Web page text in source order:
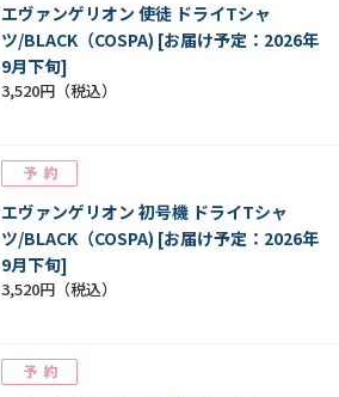
エヴァンゲリオン 使徒 ドライTシャ
ツ/BLACK（COSPA) [お届け予定：2026年
9月下旬]
3,520円
エヴァンゲリオン 初号機 ドライTシャ
ツ/BLACK（COSPA) [お届け予定：2026年
9月下旬]
3,520円